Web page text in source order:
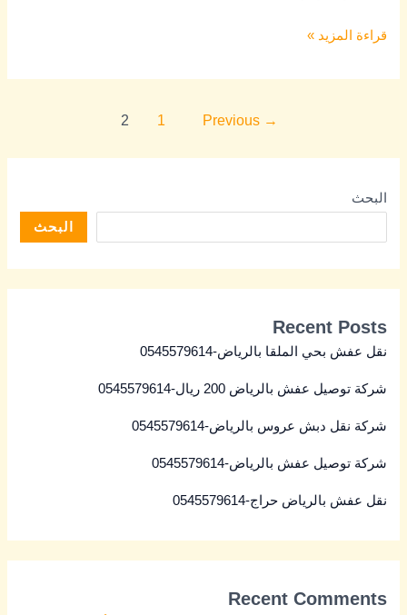
قراءة المزيد »
→
Previous
1
2
البحث
البحث
Recent Posts
نقل عفش بحي الملقا بالرياض-0545579614
شركة توصيل عفش بالرياض 200 ريال-0545579614
شركة نقل دبش عروس بالرياض-0545579614
شركة توصيل عفش بالرياض-0545579614
نقل عفش بالرياض حراج-0545579614
Recent Comments